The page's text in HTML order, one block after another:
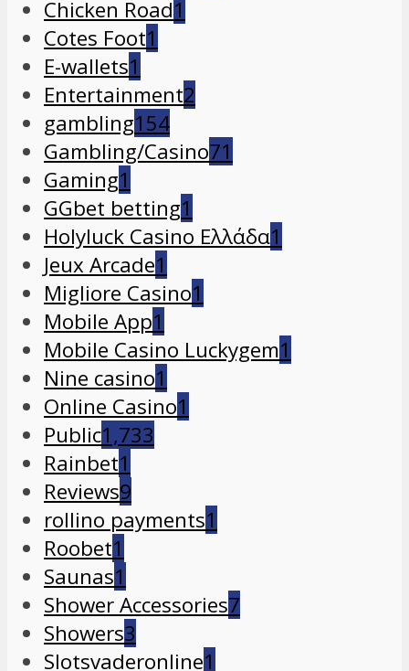
Chicken Road1
Cotes Foot1
E-wallets1
Entertainment2
gambling154
Gambling/Casino71
Gaming1
GGbet betting1
Holyluck Casino Ελλάδα1
Jeux Arcade1
Migliore Casino1
Mobile App1
Mobile Casino Luckygem1
Nine casino1
Online Casino1
Public1,733
Rainbet1
Reviews9
rollino payments1
Roobet1
Saunas1
Shower Accessories7
Showers3
Slotsvaderonline1